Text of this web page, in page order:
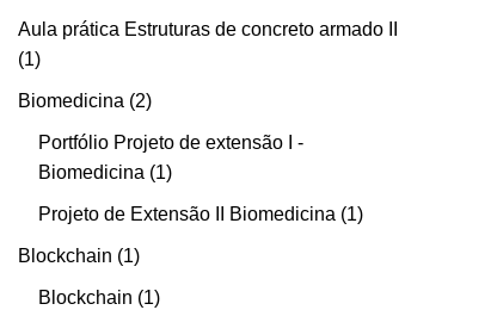
Aula prática Estruturas de concreto armado II
1
Biomedicina 2
Portfólio Projeto de extensão I -
Biomedicina
1
Projeto de Extensão II Biomedicina 1
Blockchain 1
Blockchain 1